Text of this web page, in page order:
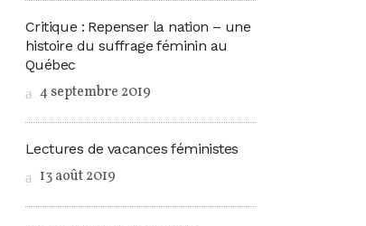
Critique : Repenser la nation – une
histoire du suffrage féminin au
Québec
4 septembre 2019
Lectures de vacances féministes
13 août 2019